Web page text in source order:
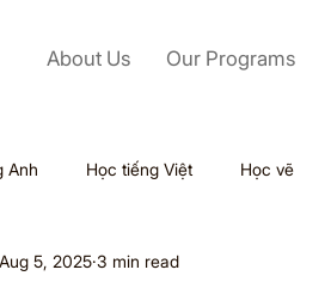
About Us Our Programs
Anh Học tiếng Việt Học vẽ
Labor Day
Aug 5, 2025 3 min read